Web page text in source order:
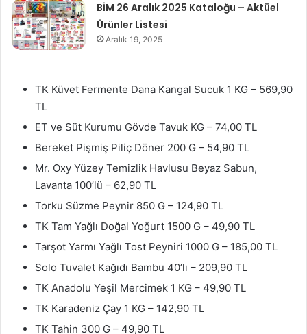
BİM 26 Aralık 2025 Kataloğu – Aktüel
Ürünler Listesi
Aralık 19, 2025
TK Küvet Fermente Dana Kangal Sucuk 1 KG – 569,90
TL
ET ve Süt Kurumu Gövde Tavuk KG – 74,00 TL
Bereket Pişmiş Piliç Döner 200 G – 54,90 TL
Mr. Oxy Yüzey Temizlik Havlusu Beyaz Sabun,
Lavanta 100’lü – 62,90 TL
Torku Süzme Peynir 850 G – 124,90 TL
TK Tam Yağlı Doğal Yoğurt 1500 G – 49,90 TL
Tarşot Yarmı Yağlı Tost Peyniri 1000 G – 185,00 TL
Solo Tuvalet Kağıdı Bambu 40’lı – 209,90 TL
TK Anadolu Yeşil Mercimek 1 KG – 49,90 TL
TK Karadeniz Çay 1 KG – 142,90 TL
TK Tahin 300 G – 49,90 TL